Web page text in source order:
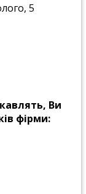
5
Ви
фірми: